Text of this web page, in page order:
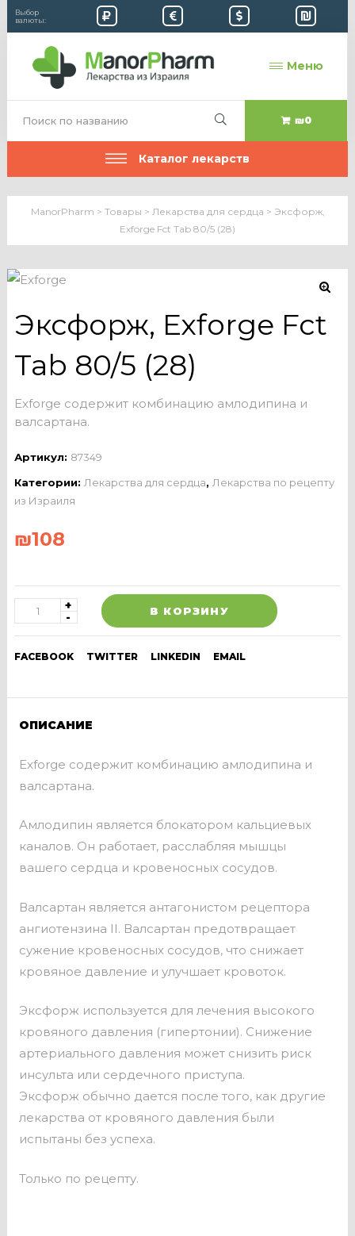
Выбор
валюты:
Меню
₪0
Каталог лекарств
ManorPharm > Товары > Лекарства для сердца > Эксфорж,
Exforge Fct Tab 80/5 (28)
Эксфорж, Exforge Fct
Tab 80/5 (28)
Exforge содержит комбинацию амлодипина и
валсартана.
Артикул: 87349
Категории: Лекарства для сердца, Лекарства по рецепту
из Израиля
₪108
В КОРЗИНУ
FACEBOOK TWITTER LINKEDIN EMAIL
ОПИСАНИЕ
Exforge содержит комбинацию амлодипина и
валсартана.
Амлодипин является блокатором кальциевых
каналов. Он работает, расслабляя мышцы
вашего сердца и кровеносных сосудов.
Валсартан является антагонистом рецептора
ангиотензина II. Валсартан предотвращает
сужение кровеносных сосудов, что снижает
кровяное давление и улучшает кровоток.
Эксфорж используется для лечения высокого
кровяного давления (гипертонии). Снижение
артериального давления может снизить риск
инсульта или сердечного приступа.
Эксфорж обычно дается после того, как другие
лекарства от кровяного давления были
испытаны без успеха.
Только по рецепту.